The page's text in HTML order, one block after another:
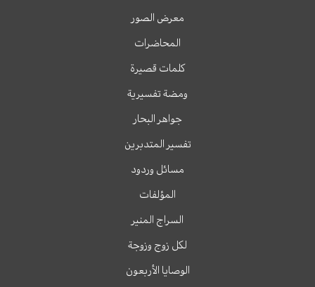
معرض الصور
المحاضرات
كلمات قصيرة
ومضة تفسيرية
جواهر البحار
تفسير المتدبرين
مسائل وردود
المؤلفات
السراج المنير
لكل زوج وزوجة
الوصايا الأربعون